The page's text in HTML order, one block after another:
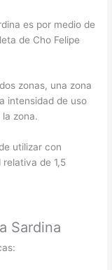
es por medio de
de Cho Felipe
zonas, una zona
intensidad de uso
zona.
utilizar con
de 1,5
Sardina